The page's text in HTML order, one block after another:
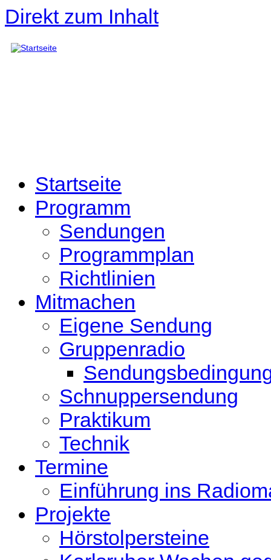
Direkt zum Inhalt
Startseite
Programm
Sendungen
Programmplan
Richtlinien
Mitmachen
Eigene Sendung
Gruppenradio
Schnuppersendung
Praktikum
Technik
Termine
Einführung ins
Projekte
Hörstolpersteine